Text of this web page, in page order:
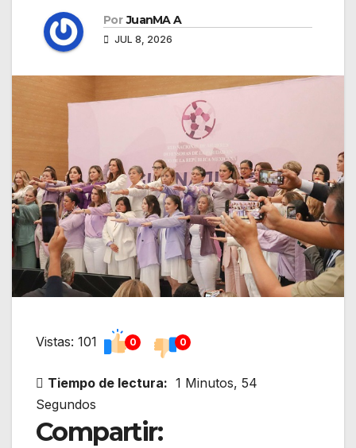
Por JuanMA A
JUL 8, 2026
Vistas: 101 0 0
Tiempo de lectura: 1 Minutos, 54
Segundos
Compartir: